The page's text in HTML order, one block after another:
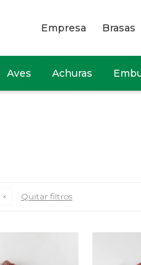
Aves Achuras
Empresa Brasas
Quitar filtros